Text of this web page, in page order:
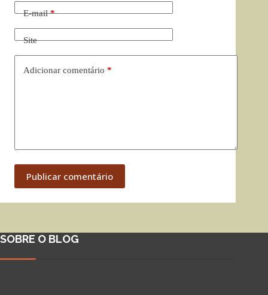
E-mail*
Site
Adicionar comentário *
Publicar comentário
SOBRE O BLOG